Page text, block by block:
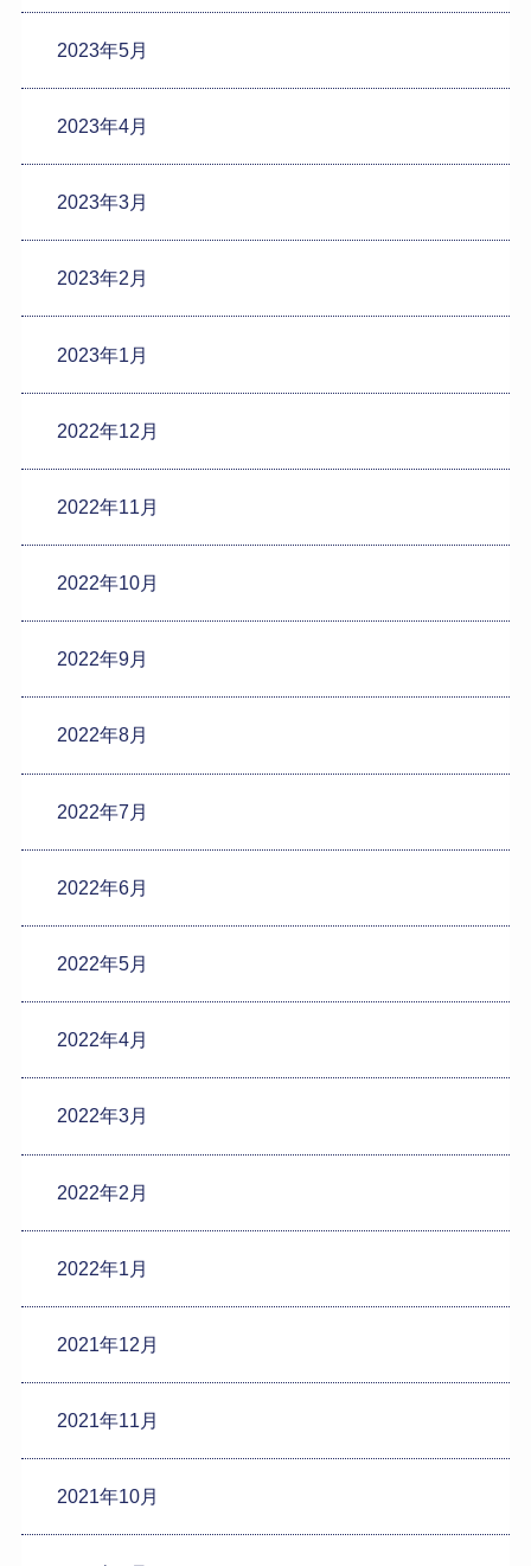
2023年5月
2023年4月
2023年3月
2023年2月
2023年1月
2022年12月
2022年11月
2022年10月
2022年9月
2022年8月
2022年7月
2022年6月
2022年5月
2022年4月
2022年3月
2022年2月
2022年1月
2021年12月
2021年11月
2021年10月